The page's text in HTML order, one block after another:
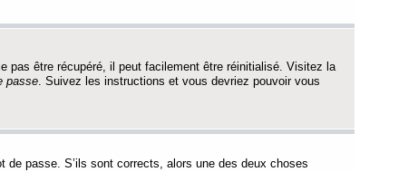
pas être récupéré, il peut facilement être réinitialisé. Visitez la
passe. Suivez les instructions et vous devriez pouvoir vous
de passe. S’ils sont corrects, alors une des deux choses